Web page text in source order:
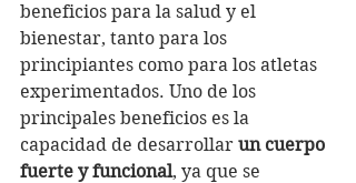
beneficios para la salud y el
bienestar, tanto para los
principiantes como para los atletas
experimentados. Uno de los
principales beneficios es la
capacidad de desarrollar un cuerpo
fuerte y funcional, ya que se